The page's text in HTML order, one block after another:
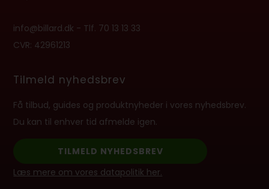
info@billard.dk - Tlf. 70 13 13 33
CVR: 42961213
Tilmeld nyhedsbrev
Få tilbud, guides og produktnyheder i vores nyhedsbrev.
Du kan til enhver tid afmelde igen.
TILMELD NYHEDSBREV
Læs mere om vores datapolitik her.